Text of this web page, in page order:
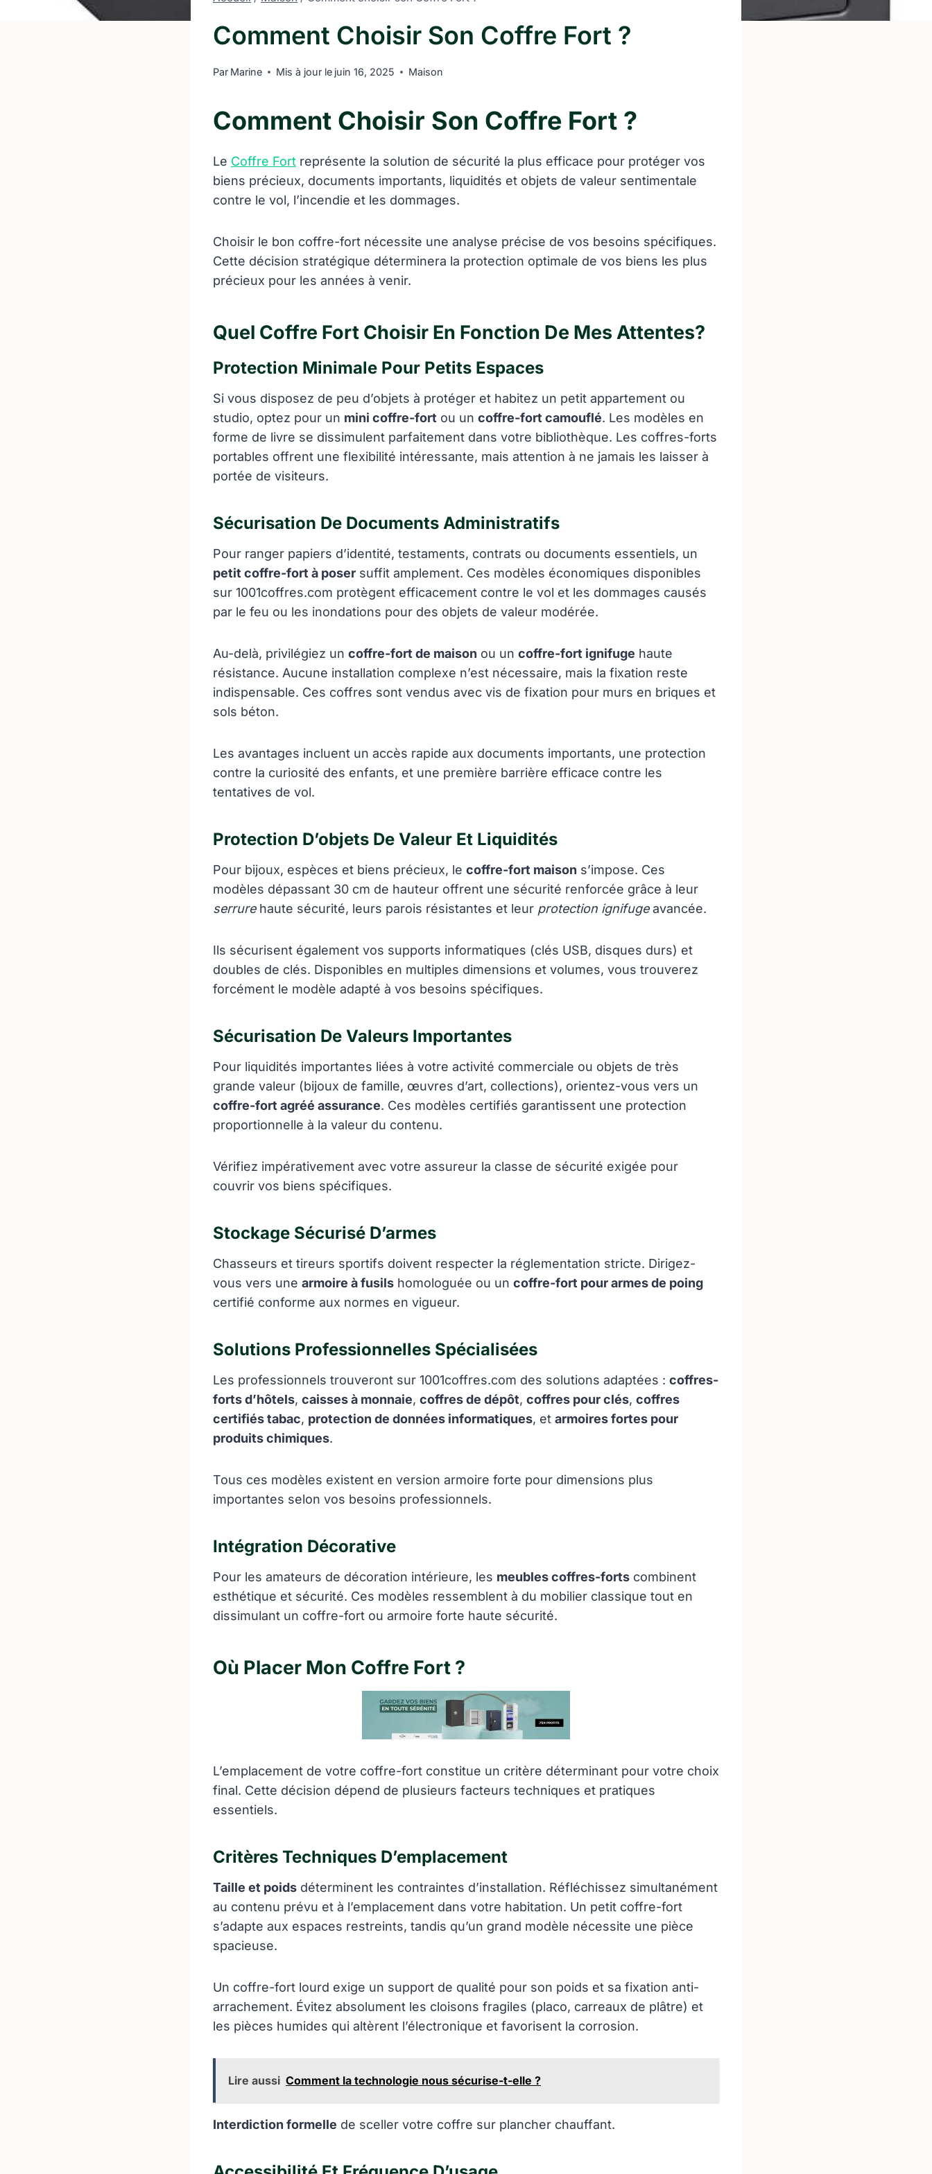
Comment Choisir Son Coffre Fort ?
Par Marine Mis à jour le juin 16, 2025 Maison
Comment Choisir Son Coffre Fort ?
Le Coffre Fort représente la solution de sécurité la plus efficace pour protéger vos
biens précieux, documents importants, liquidités et objets de valeur sentimentale
contre le vol, l’incendie et les dommages.
Choisir le bon coffre-fort nécessite une analyse précise de vos besoins spécifiques.
Cette décision stratégique déterminera la protection optimale de vos biens les plus
précieux pour les années à venir.
Quel Coffre Fort Choisir En Fonction De Mes Attentes?
Protection Minimale Pour Petits Espaces
Si vous disposez de peu d’objets à protéger et habitez un petit appartement ou
studio, optez pour un mini coffre-fort ou un coffre-fort camouflé. Les modèles en
forme de livre se dissimulent parfaitement dans votre bibliothèque. Les coffres-forts
portables offrent une flexibilité intéressante, mais attention à ne jamais les laisser à
portée de visiteurs.
Sécurisation De Documents Administratifs
Pour ranger papiers d’identité, testaments, contrats ou documents essentiels, un
petit coffre-fort à poser suffit amplement. Ces modèles économiques disponibles
sur 1001coffres.com protègent efficacement contre le vol et les dommages causés
par le feu ou les inondations pour des objets de valeur modérée.
Au-delà, privilégiez un coffre-fort de maison ou un coffre-fort ignifuge haute
résistance. Aucune installation complexe n’est nécessaire, mais la fixation reste
indispensable. Ces coffres sont vendus avec vis de fixation pour murs en briques et
sols béton.
Les avantages incluent un accès rapide aux documents importants, une protection
contre la curiosité des enfants, et une première barrière efficace contre les
tentatives de vol.
Protection D’objets De Valeur Et Liquidités
Pour bijoux, espèces et biens précieux, le coffre-fort maison s’impose. Ces
modèles dépassant 30 cm de hauteur offrent une sécurité renforcée grâce à leur
serrurehaute sécurité, leurs parois résistantes et leur protection ignifugeavancée.
Ils sécurisent également vos supports informatiques (clés USB, disques durs) et
doubles de clés. Disponibles en multiples dimensions et volumes, vous trouverez
forcément le modèle adapté à vos besoins spécifiques.
Sécurisation De Valeurs Importantes
Pour liquidités importantes liées à votre activité commerciale ou objets de très
grande valeur (bijoux de famille, œuvres d’art, collections), orientez-vous vers un
coffre-fort agréé assurance. Ces modèles certifiés garantissent une protection
proportionnelle à la valeur du contenu.
Vérifiez impérativement avec votre assureur la classe de sécurité exigée pour
couvrir vos biens spécifiques.
Stockage Sécurisé D’armes
Chasseurs et tireurs sportifs doivent respecter la réglementation stricte. Dirigez-
vous vers une armoire à fusils homologuée ou un coffre-fort pour armes de poing
certifié conforme aux normes en vigueur.
Solutions Professionnelles Spécialisées
Les professionnels trouveront sur 1001coffres.com des solutions adaptées : coffres-
forts d’hôtels, caisses à monnaie, coffres de dépôt, coffres pour clés, coffres
certifiés tabac, protection de données informatiques, et armoires fortes pour
produits chimiques.
Tous ces modèles existent en version armoire forte pour dimensions plus
importantes selon vos besoins professionnels.
Intégration Décorative
Pour les amateurs de décoration intérieure, les meubles coffres-forts combinent
esthétique et sécurité. Ces modèles ressemblent à du mobilier classique tout en
dissimulant un coffre-fort ou armoire forte haute sécurité.
Où Placer Mon Coffre Fort ?
L’emplacement de votre coffre-fort constitue un critère déterminant pour votre choix
final. Cette décision dépend de plusieurs facteurs techniques et pratiques
essentiels.
Critères Techniques D’emplacement
Taille et poids déterminent les contraintes d’installation. Réfléchissez simultanément
au contenu prévu et à l’emplacement dans votre habitation. Un petit coffre-fort
s’adapte aux espaces restreints, tandis qu’un grand modèle nécessite une pièce
spacieuse.
Un coffre-fort lourd exige un support de qualité pour son poids et sa fixation anti-
arrachement. Évitez absolument les cloisons fragiles (placo, carreaux de plâtre) et
les pièces humides qui altèrent l’électronique et favorisent la corrosion.
Lire aussi Comment la technologie nous sécurise-t-elle ?
Interdiction formelle de sceller votre coffre sur plancher chauffant.